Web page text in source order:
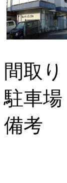
間取
駐車
備考
退